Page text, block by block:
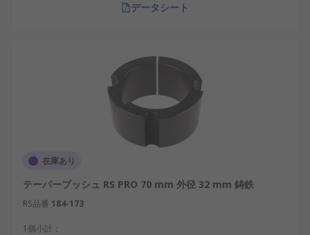
データシート
在庫あり
テーパーブッシュ RS PRO 70 mm 外径 32 mm 鋳鉄
RS品番 184-173
1個小計：